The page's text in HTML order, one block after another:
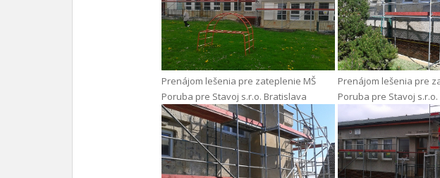
Prenájom lešenia pre zateplenie MŠ
Poruba pre Stavoj s.r.o. Bratislava
Prenájom lešenia pre
Poruba pre Stavoj